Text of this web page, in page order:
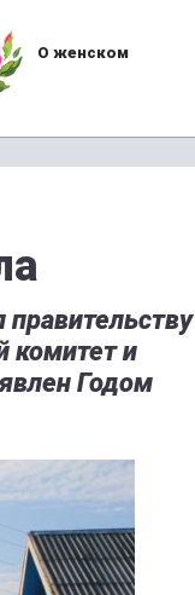
О женском
комитет и
Годом